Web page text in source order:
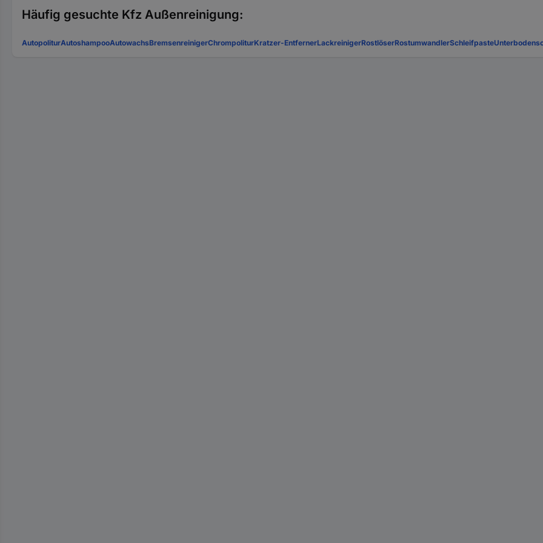
Häufig gesuchte Kfz Außenreinigung:
AutopoliturAutoshampooAutowachsBremsenreinigerChrompoliturKratzer-EntfernerLackreinigerRostlöserRostumwandlerSchleifpaste